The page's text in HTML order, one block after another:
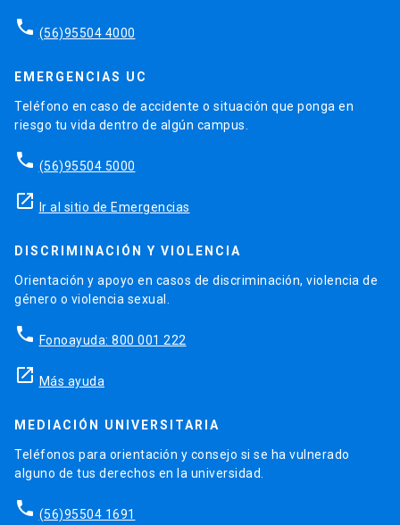
phone (56)95504 4000
EMERGENCIAS UC
Teléfono en caso de accidente o situación que ponga en
riesgo tu vida dentro de algún campus.
phone (56)95504 5000
launch Ir al sitio de Emergencias
DISCRIMINACIÓN Y VIOLENCIA
Orientación y apoyo en casos de discriminación, violencia de
género o violencia sexual.
phone Fonoayuda: 800 001 222
launch Más ayuda
MEDIACIÓN UNIVERSITARIA
Teléfonos para orientación y consejo si se ha vulnerado
alguno de tus derechos en la universidad.
phone (56)95504 1691